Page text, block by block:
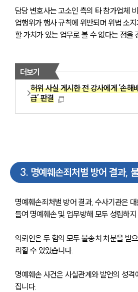
언론보도
공지사항
법률 블로그
법률서식
대륜법률상담
대륜법률상담
담당 변호사는 고소인 측의 타 참가업체
업행위가 행사 규칙에 위반되며 위법 소
할 가치가 있는 업무로 볼 수 없다는 점을
더보기
허위 사실 게시한 전 강사에게 ‘손해
급’ 판결
3. 명예훼손죄처벌 방어 결과,
명예훼손죄처벌 방어 결과, 수사기관은
들여 명예훼손 및 업무방해 모두 성립하
의뢰인은 두 혐의 모두 불송치 처분을 받
리할 수 있었습니다.
명예훼손 사건은 사실관계와 발언의 성
집니다.